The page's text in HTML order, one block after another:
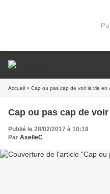
Accueil » Cap ou pas cap de voir la vie en
Cap ou pas cap de
Publié le 28/02/2017 à 10:18
Par AxelleC